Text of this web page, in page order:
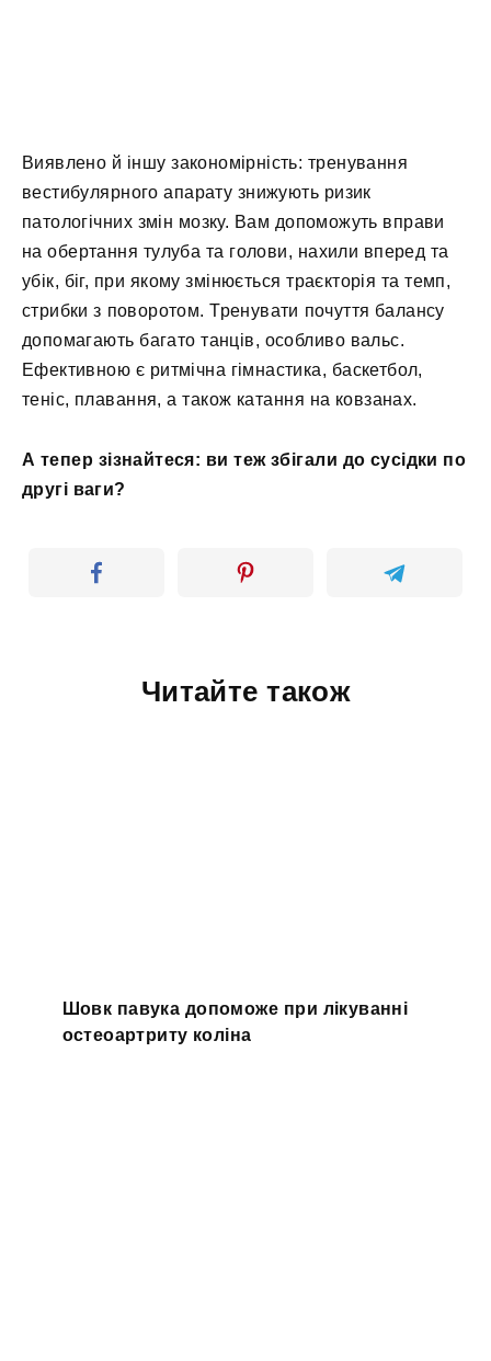
Виявлено й іншу закономірність: тренування
вестибулярного апарату знижують ризик
патологічних змін мозку. Вам допоможуть вправи
на обертання тулуба та голови, нахили вперед та
убік, біг, при якому змінюється траєкторія та темп,
стрибки з поворотом. Тренувати почуття балансу
допомагають багато танців, особливо вальс.
Ефективною є ритмічна гімнастика, баскетбол,
теніс, плавання, а також катання на ковзанах.
А тепер зізнайтеся: ви теж збігали до сусідки по
другі ваги?
Читайте також
Шовк павука допоможе при лікуванні
остеоартриту коліна